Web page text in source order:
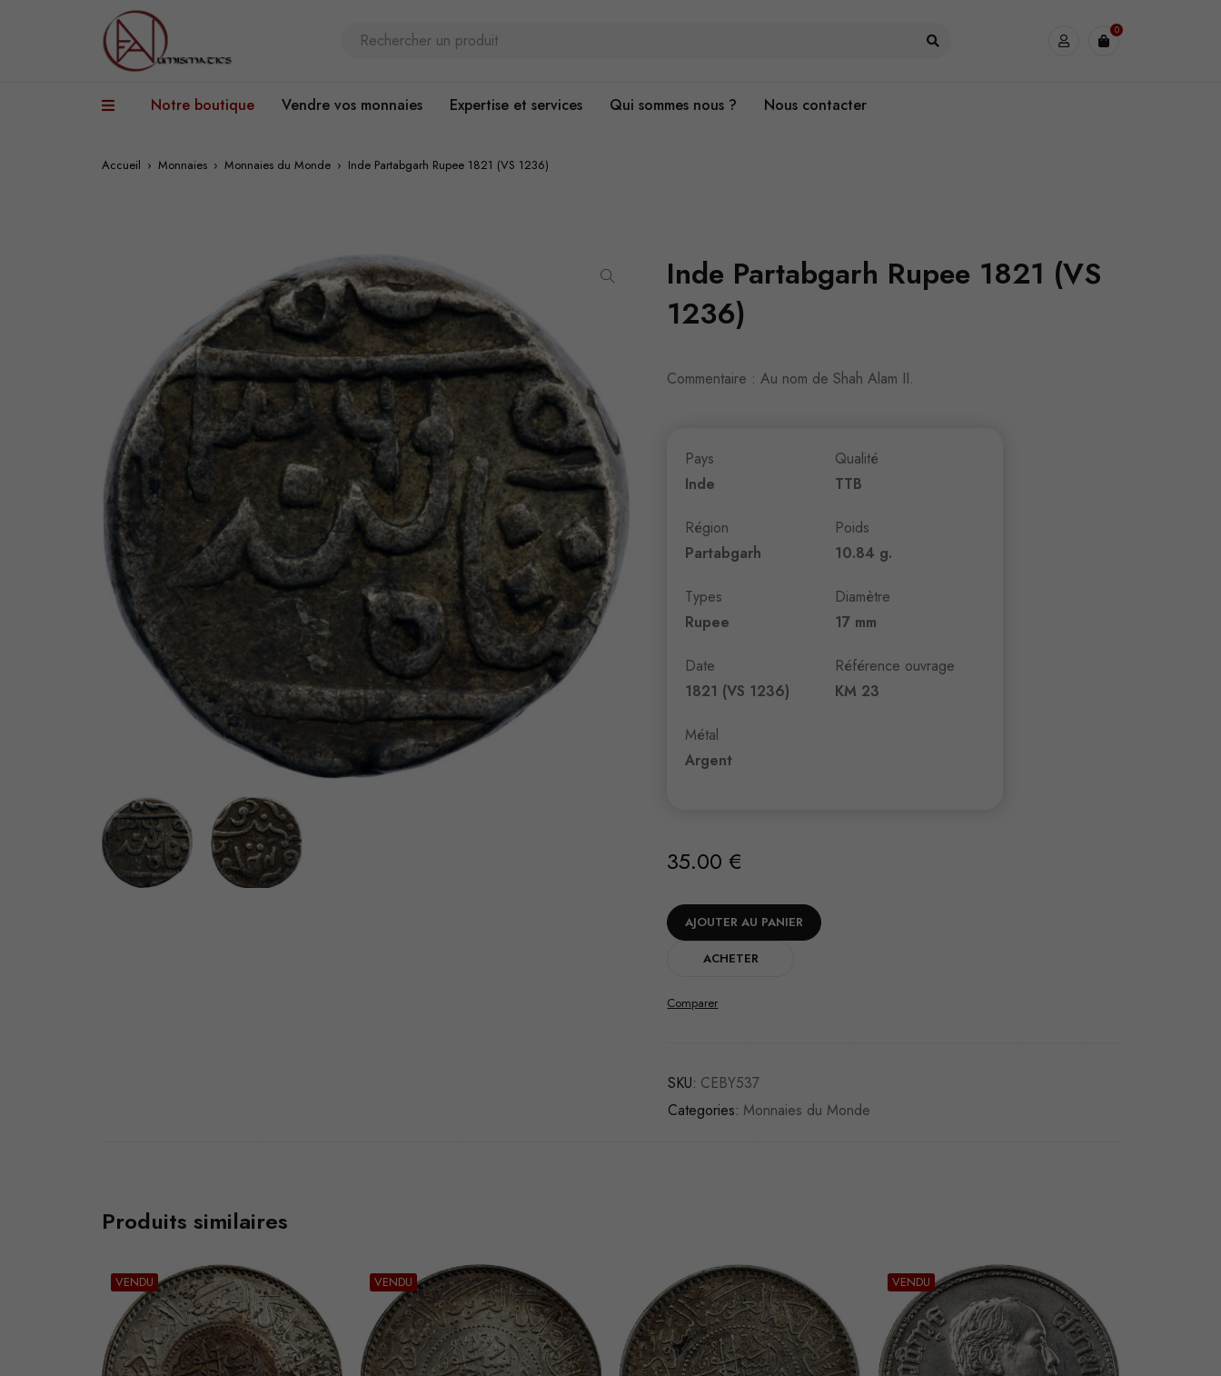
0
Notre boutique Vendre vos monnaies Expertise et services Qui sommes nous ? Nous contacter
Accueil › Monnaies › Monnaies du Monde › Inde Partabgarh Rupee 1821 (VS 1236)
Inde Partabgarh Rupee 1821 (VS
1236)
Commentaire : Au nom de Shah Alam II.
Pays
Inde
Région
Partabgarh
Types
Rupee
Date
1821 (VS 1236)
Métal
Argent
Qualité
TTB
Poids
10.84 g.
Diamètre
17 mm
Référence ouvrage
KM 23
35.00€
AJOUTER AU PANIER
ACHETER
Comparer
SKU: CEBY537
Categories: Monnaies du Monde
Produits similaires
VENDU VENDU VENDU